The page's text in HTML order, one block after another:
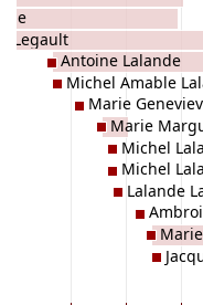
Legault
Antoine Lalande
Michel Amable
Marie
Marie
Michel
Michel
Lalande